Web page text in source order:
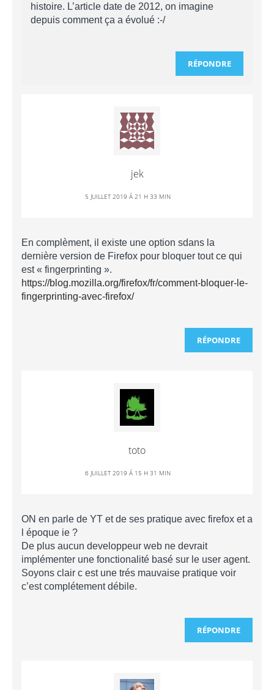
histoire. L’article date de 2012, on imagine
depuis comment ça a évolué :-/
RÉPONDRE
jek
5 JUILLET 2019 Á 21 H 33 MIN
En complèment, il existe une option sdans la
dernière version de Firefox pour bloquer tout ce qui
est « fingerprinting ».
https://blog.mozilla.org/firefox/fr/comment-bloquer-le-
fingerprinting-avec-firefox/
RÉPONDRE
toto
6 JUILLET 2019 Á 15 H 31 MIN
ON en parle de YT et de ses pratique avec firefox et a
l époque ie ?
De plus aucun developpeur web ne devrait
implémenter une fonctionalité basé sur le user agent.
Soyons clair c est une trés mauvaise pratique voir
c’est complétement débile.
RÉPONDRE